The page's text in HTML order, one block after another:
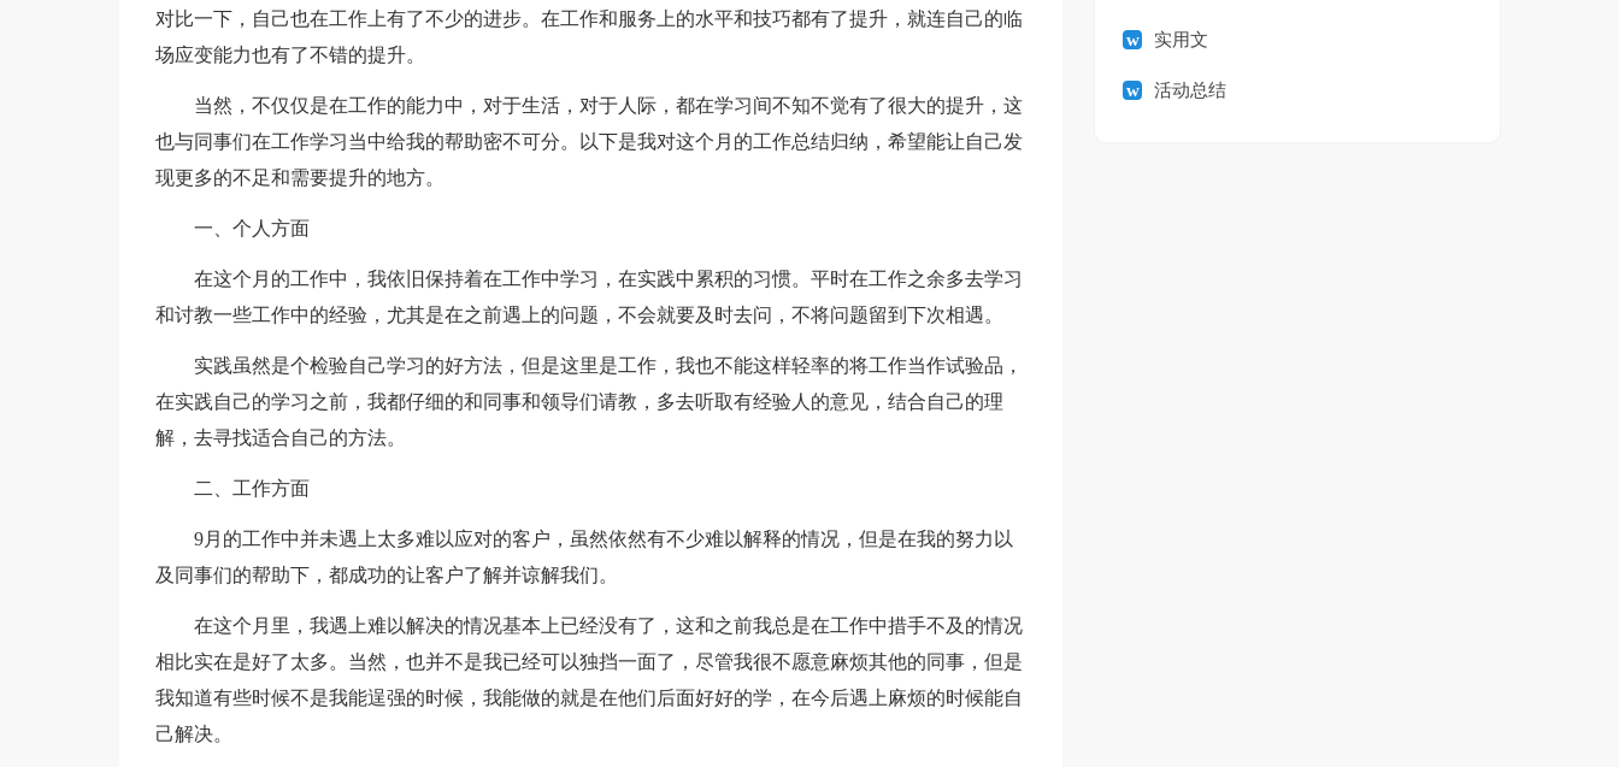
对比一下，自己也在工作上有了不少的进步。在工作和服务上的水平和技巧都有了提升，就连自己的临
场应变能力也有了不错的提升。
当然，不仅仅是在工作的能力中，对于生活，对于人际，都在学习间不知不觉有了很大的提升，这
也与同事们在工作学习当中给我的帮助密不可分。以下是我对这个月的工作总结归纳，希望能让自己发
现更多的不足和需要提升的地方。
一、个人方面
在这个月的工作中，我依旧保持着在工作中学习，在实践中累积的习惯。平时在工作之余多去学习
和讨教一些工作中的经验，尤其是在之前遇上的问题，不会就要及时去问，不将问题留到下次相遇。
实践虽然是个检验自己学习的好方法，但是这里是工作，我也不能这样轻率的将工作当作试验品，
在实践自己的学习之前，我都仔细的和同事和领导们请教，多去听取有经验人的意见，结合自己的理
解，去寻找适合自己的方法。
二、工作方面
9月的工作中并未遇上太多难以应对的客户，虽然依然有不少难以解释的情况，但是在我的努力以
及同事们的帮助下，都成功的让客户了解并谅解我们。
在这个月里，我遇上难以解决的情况基本上已经没有了，这和之前我总是在工作中措手不及的情况
相比实在是好了太多。当然，也并不是我已经可以独挡一面了，尽管我很不愿意麻烦其他的同事，但是
我知道有些时候不是我能逞强的时候，我能做的就是在他们后面好好的学，在今后遇上麻烦的时候能自
己解决。
实用文
活动总结